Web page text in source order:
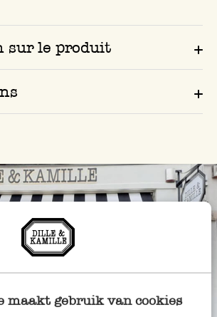
maakt gebruik van cookies
sur le produit